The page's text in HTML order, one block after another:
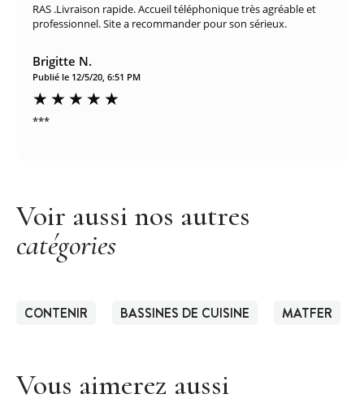
RAS .Livraison rapide. Accueil téléphonique très agréable et
professionnel. Site a recommander pour son sérieux.
Brigitte N.
Publié le 12/5/20, 6:51 PM
***
Voir aussi nos autres
catégories
CONTENIR BASSINES DE CUISINE MATFER
Vous aimerez aussi